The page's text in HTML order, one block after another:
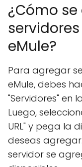
¿Cómo
eMule?
Para agregar
eMule, debes
"Servidores" en
Luego,
URL" y pega la
deseas
servidor se